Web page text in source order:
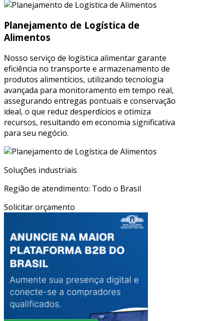
Planejamento de Logística de
Alimentos
Nosso serviço de logística alimentar garante
eficiência no transporte e armazenamento de
produtos alimentícios, utilizando tecnologia
avançada para monitoramento em tempo real,
assegurando entregas pontuais e conservação
ideal, o que reduz desperdícios e otimiza
recursos, resultando em economia significativa
para seu negócio.
Soluções industriais
Região de atendimento: Todo o Brasil
Solicitar orçamento